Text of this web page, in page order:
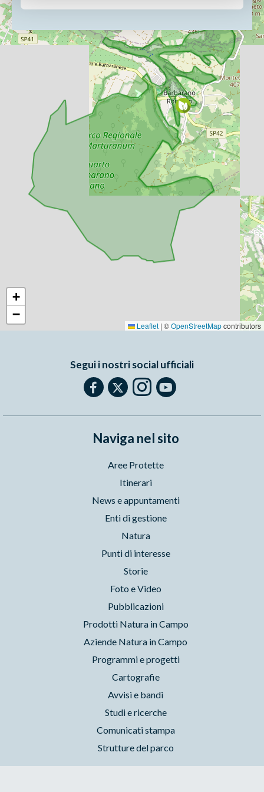
+
−
Leaflet | ©OpenStreetMapcontributors
Segui i nostri social ufficiali
Naviga nel sito
Aree Protette
Itinerari
News e appuntamenti
Enti di gestione
Natura
Punti di interesse
Storie
Foto e Video
Pubblicazioni
Prodotti Natura in Campo
Aziende Natura in Campo
Programmi e progetti
Cartografie
Avvisi e bandi
Studi e ricerche
Comunicati stampa
Strutture del parco